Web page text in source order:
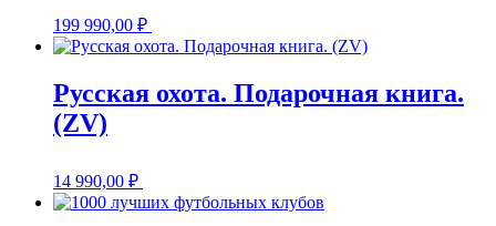
199 990,00 ₽
Русская охота. Подарочная книга.
(ZV)
14 990,00 ₽